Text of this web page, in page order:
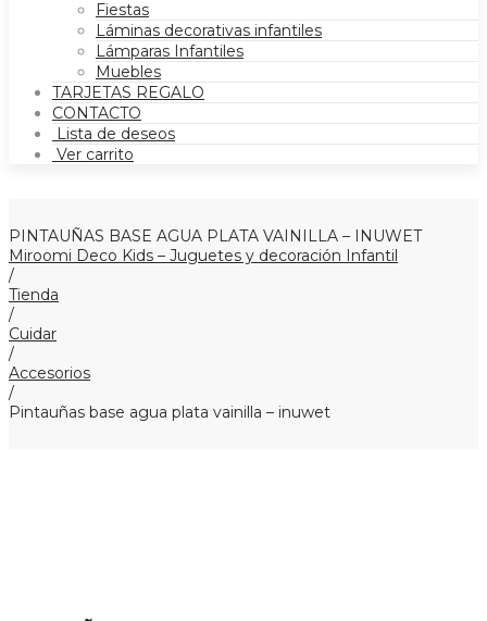
Fiestas
Láminas decorativas infantiles
Lámparas Infantiles
Muebles
TARJETAS REGALO
CONTACTO
Lista de deseos
Ver carrito
PINTAUÑAS BASE AGUA PLATA VAINILLA – INUWET
Miroomi Deco Kids – Juguetes y decoración Infantil
/
Tienda
/
Cuidar
/
Accesorios
/
Pintauñas base agua plata vainilla – inuwet